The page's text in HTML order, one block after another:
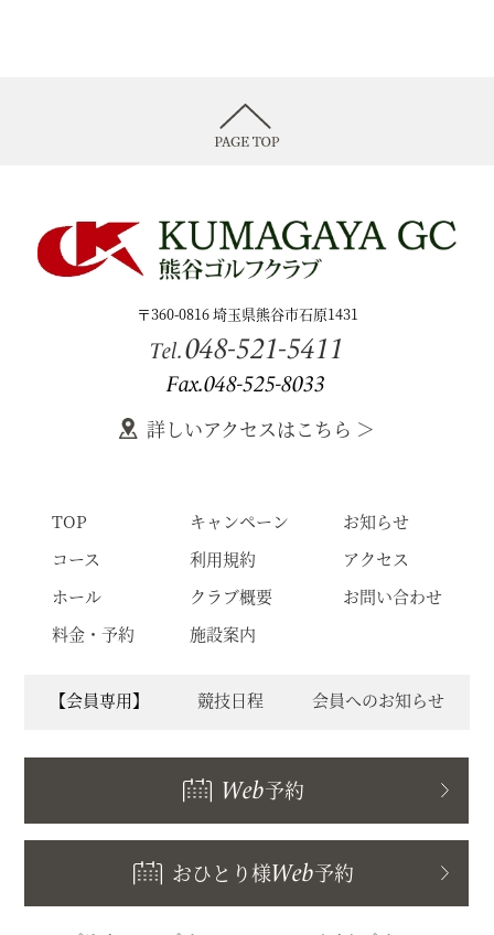
〒360-0816 埼玉県熊谷市石原1431
Tel.048-521-5411
Fax.048-525-8033
詳しいアクセスはこちら ＞
TOP
コース
ホール
料金・予約
キャンペーン
利用規約
クラブ概要
施設案内
お知らせ
アクセス
お問い合わせ
【会員専用】 競技日程 会員へのお知らせ
Web予約
おひとり様Web予約